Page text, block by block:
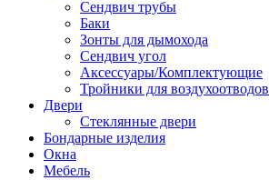
Сендвич трубы
Баки
Зонты для дымохода
Сендвич угол
Аксессуары/Комплектующие
Тройники для воздухоотводов
Двери
Стеклянные двери
Бондарные изделия
Окна
Мебель